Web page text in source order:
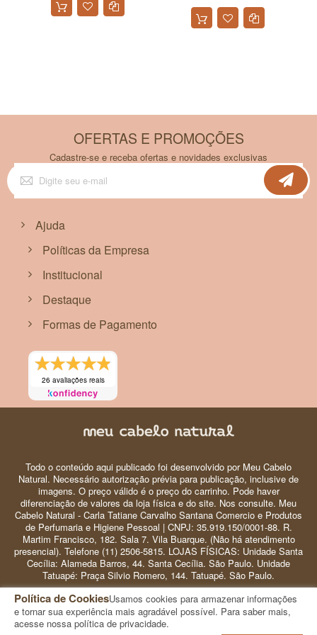
Política de CookiesUsamos cookies para armazenar informações
e tornar sua experiência mais agradável possível. Para saber mais,
acesse nossa política de privacidade.
OFERTAS E PROMOÇÕES
Cadastre-se e receba ofertas e novidades exclusivas
Inscreva-
se
na
Ajuda
Políticas da Empresa
Institucional
Destaque
Formas de Pagamento
26 avaliações reais
Todo o conteúdo aqui publicado foi desenvolvido por Meu Cabelo
Natural. Necessário autorização prévia para publicação, inclusive de
imagens. O preço válido é o preço do carrinho. Pode haver
diferenciação de valores da loja física e do site. Nos consulte. Meu
Cabelo Natural - Carla Tatiane Carvalho Santana Comercio e Produtos
de Perfumaria e Higiene Pessoal | CNPJ: 35.919.150/0001-88. R.
Martim Francisco, 182. Sala 7. Vila Buarque. (Não há atendimento
presencial). Telefone (11) 2506-5815. LOJAS FÍSICAS: Unidade Santa
Cecília: Alameda Barros, 44. Santa Cecília. São Paulo. Unidade
Tatuapé: Praça Silvio Romero, 144. Tatuapé. São Paulo.
© 2024 Meu Cabelo Natural - Copyright